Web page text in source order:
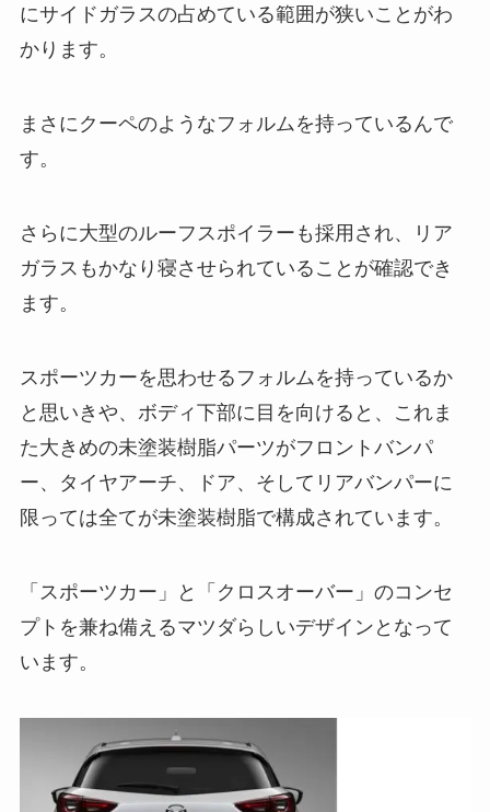
にサイドガラスの占めている範囲が狭いことがわ
かります。
まさにクーペのようなフォルムを持っているんで
す。
さらに大型のルーフスポイラーも採用され、リア
ガラスもかなり寝させられていることが確認でき
ます。
スポーツカーを思わせるフォルムを持っているか
と思いきや、ボディ下部に目を向けると、これま
た大きめの未塗装樹脂パーツがフロントバンパ
ー、タイヤアーチ、ドア、そしてリアバンパーに
限っては全てが未塗装樹脂で構成されています。
「スポーツカー」と「クロスオーバー」のコンセ
プトを兼ね備えるマツダらしいデザインとなって
います。